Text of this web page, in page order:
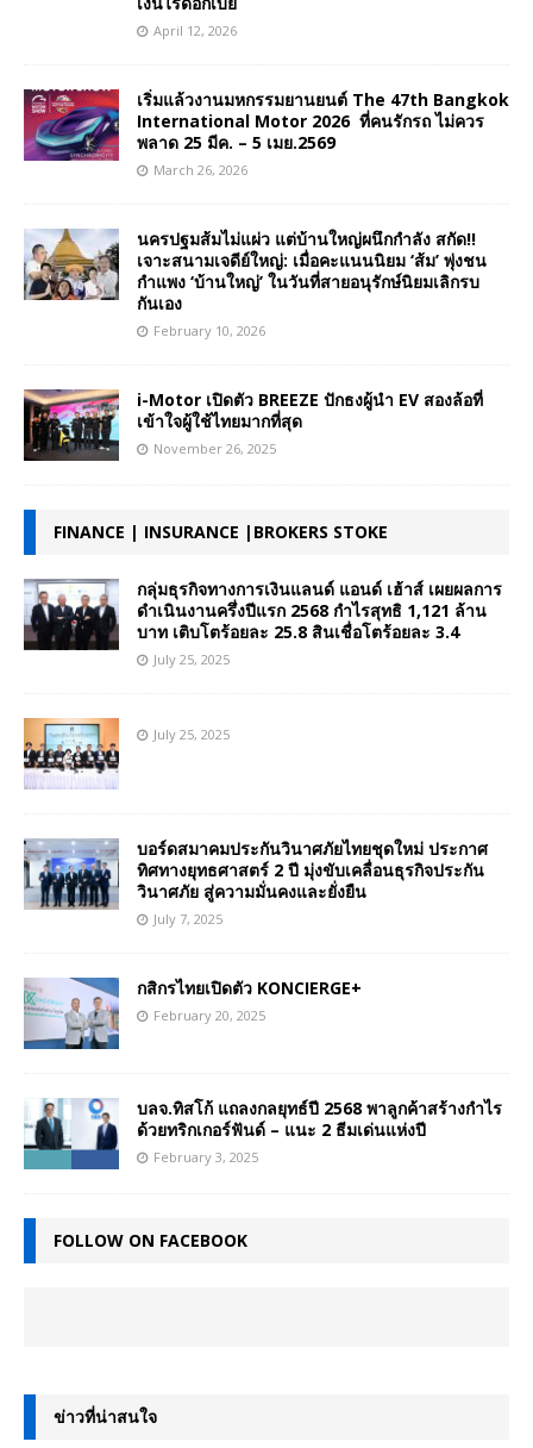
April 12, 2026
เริ่มแล้วงานมหกรรมยานยนต์ The 47th Bangkok
International Motor 2026 ที่คนรักรถ ไม่ควร
พลาด 25 มีค. – 5 เมย.2569
March 26, 2026
นครปฐมส้มไม่แผ่ว แต่บ้านใหญ่ผนึกกำลัง สกัด!!
เจาะสนามเจดีย์ใหญ่: เมื่อคะแนนนิยม ‘ส้ม’ พุ่งชน
กำแพง ‘บ้านใหญ่’ ในวันที่สายอนุรักษ์นิยมเลิกรบ
กันเอง
February 10, 2026
i-Motor เปิดตัว BREEZE ปักธงผู้นำ EV สองล้อที่
เข้าใจผู้ใช้ไทยมากที่สุด
November 26, 2025
FINANCE | INSURANCE |BROKERS STOKE
กลุ่มธุรกิจทางการเงินแลนด์ แอนด์ เฮ้าส์ เผยผลการ
ดำเนินงานครึ่งปีแรก 2568 กำไรสุทธิ 1,121 ล้าน
บาท เติบโตร้อยละ 25.8 สินเชื่อโตร้อยละ 3.4
July 25, 2025
July 25, 2025
บอร์ดสมาคมประกันวินาศภัยไทยชุดใหม่ ประกาศ
ทิศทางยุทธศาสตร์ 2 ปี มุ่งขับเคลื่อนธุรกิจประกัน
วินาศภัย สู่ความมั่นคงและยั่งยืน
July 7, 2025
กสิกรไทยเปิดตัว KONCIERGE+
February 20, 2025
บลจ.ทิสโก้ แถลงกลยุทธ์ปี 2568 พาลูกค้าสร้างกำไร
ด้วยทริกเกอร์ฟันด์ – แนะ 2 ธีมเด่นแห่งปี
February 3, 2025
FOLLOW ON FACEBOOK
ข่าวที่น่าสนใจ